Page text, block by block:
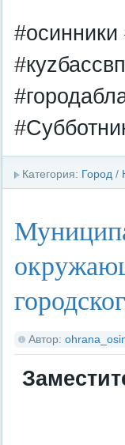
Категория: Город /
Автор: